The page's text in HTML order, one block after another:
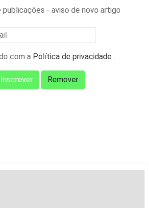
publicações - aviso de novo artigo
com a Política de privacidade .